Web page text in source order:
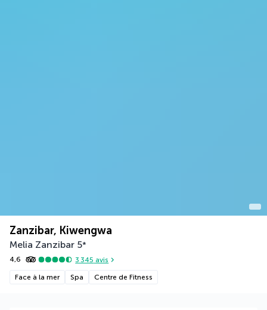
Zanzibar, Kiwengwa
Melia Zanzibar 5*
4,6 3 345 avis
Face à la mer Spa Centre de Fitness